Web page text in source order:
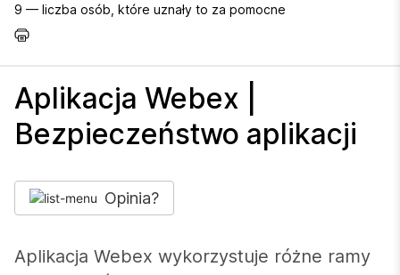
9 — liczba osób, które uznały to za pomocne
Aplikacja Webex |
Bezpieczeństwo aplikacji
Opinia?
Aplikacja Webex wykorzystuje różne ramy